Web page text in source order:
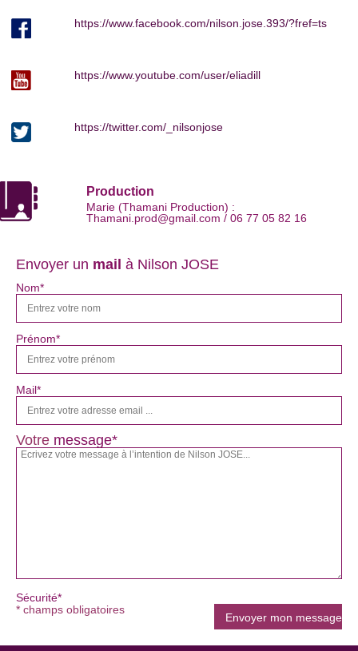
https://www.facebook.com/nilson.jose.393/?fref=ts
https://www.youtube.com/user/eliadill
https://twitter.com/_nilsonjose
Production
Marie (Thamani Production) :
Thamani.prod@gmail.com / 06 77 05 82 16
Envoyer un mail à Nilson JOSE
Nom*
Prénom*
Mail*
Votre message*
Sécurité*
* champs obligatoires